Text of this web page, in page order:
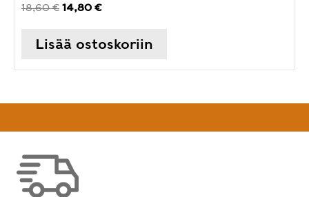
18,60€ Alkuperäinen
oli:
18,60 €.
14,80 €Nykyinen
on:
14,80 €.
Lisää ostoskoriin